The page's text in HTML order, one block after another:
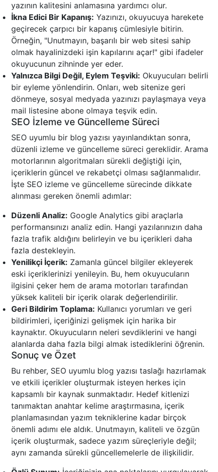
yazının kalitesini anlamasına yardımcı olur.
İkna Edici Bir Kapanış: Yazınızı, okuyucuya harekete
geçirecek çarpıcı bir kapanış cümlesiyle bitirin.
Örneğin, "Unutmayın, başarılı bir web sitesi sahip
olmak hayalinizdeki işin kapılarını açar!" gibi ifadeler
okuyucunun zihninde yer eder.
Yalnızca Bilgi Değil, Eylem Teşviki: Okuyucuları belirli
bir eyleme yönlendirin. Onları, web sitenize geri
dönmeye, sosyal medyada yazınızı paylaşmaya veya
mail listesine abone olmaya teşvik edin.
SEO İzleme ve Güncelleme Süreci
SEO uyumlu bir blog yazısı yayınlandıktan sonra,
düzenli izleme ve güncelleme süreci gereklidir. Arama
motorlarının algoritmaları sürekli değiştiği için,
içeriklerin güncel ve rekabetçi olması sağlanmalıdır.
İşte SEO izleme ve güncelleme sürecinde dikkate
alınması gereken önemli adımlar:
Düzenli Analiz: Google Analytics gibi araçlarla
performansınızı analiz edin. Hangi yazılarınızın daha
fazla trafik aldığını belirleyin ve bu içerikleri daha
fazla destekleyin.
Yenilikçi İçerik: Zamanla güncel bilgiler ekleyerek
eski içeriklerinizi yenileyin. Bu, hem okuyucuların
ilgisini çeker hem de arama motorları tarafından
yüksek kaliteli bir içerik olarak değerlendirilir.
Geri Bildirim Toplama: Kullanıcı yorumları ve geri
bildirimleri, içeriğinizi gelişmek için harika bir
kaynaktır. Okuyucuların neleri sevdiklerini ve hangi
alanlarda daha fazla bilgi almak istediklerini öğrenin.
Sonuç ve Özet
Bu rehber, SEO uyumlu blog yazısı taslağı hazırlamak
ve etkili içerikler oluşturmak isteyen herkes için
kapsamlı bir kaynak sunmaktadır. Hedef kitlenizi
tanımaktan anahtar kelime araştırmasına, içerik
planlamasından yazım tekniklerine kadar birçok
önemli adımı ele aldık. Unutmayın, kaliteli ve özgün
içerik oluşturmak, sadece yazım süreçleriyle değil;
aynı zamanda sürekli güncellemelerle de ilişkilidir.